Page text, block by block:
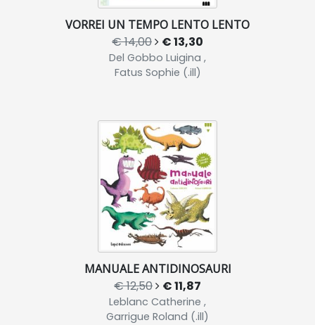
VORREI UN TEMPO LENTO LENTO
€ 14,00 € 13,30
Del Gobbo Luigina ,
Fatus Sophie (.ill)
MANUALE ANTIDINOSAURI
€ 12,50 € 11,87
Leblanc Catherine ,
Garrigue Roland (.ill)